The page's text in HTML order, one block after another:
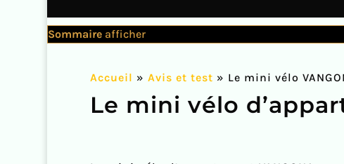
Sommaire afficher
Accueil » Avis et test » Le mini vélo
Le mini vélo